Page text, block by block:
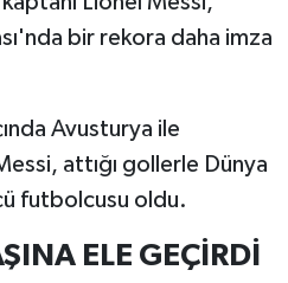
bir rekora daha imza
Avusturya ile
attığı gollerle Dünya
futbolcusu oldu.
ELE GEÇİRDİ